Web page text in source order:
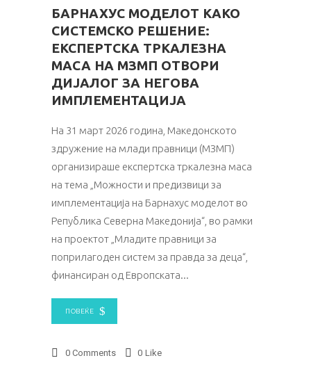
БАРНАХУС МОДЕЛОТ КАКО
СИСТЕМСКО РЕШЕНИЕ:
ЕКСПЕРТСКА ТРКАЛЕЗНА
МАСА НА МЗМП ОТВОРИ
ДИЈАЛОГ ЗА НЕГОВА
ИМПЛЕМЕНТАЦИЈА
На 31 март 2026 година, Македонското
здружение на млади правници (МЗМП)
организираше експертска тркалезна маса
на тема „Можности и предизвици за
имплементација на Барнахус моделот во
Република Северна Македонија“, во рамки
на проектот „Младите правници за
поприлагоден систем за правда за деца“,
финансиран од Европската
ПОВЕЌЕ
0 Comments 0 Like